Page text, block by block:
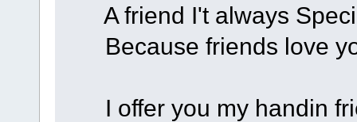
A friend I't always
Because friends love
I offer you my handin